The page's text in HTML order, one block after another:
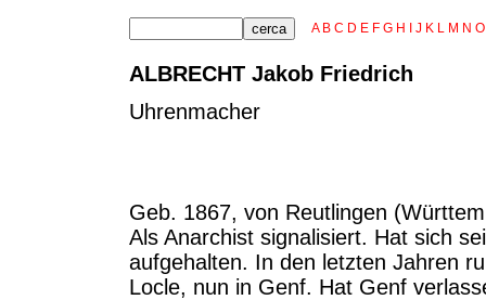
A B C D E F G H J K L M N O
ALBRECHT Jakob Friedrich
Uhrenmacher
Geb. 1867, von Reutlingen
Als Anarchist signalisiert. Hat sich
aufgehalten. In den letzten Jahren
Locle, nun in Genf. Hat Genf